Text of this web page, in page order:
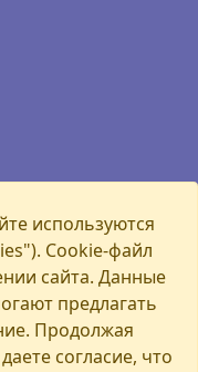
07:00 – 19:00
07:00 – 19:00
07:00 – 19:00
07:00 – 19:00
07:00 – 19:00
используются
Cookie-файл
сайта. Данные
предлагать
Продолжая
согласие, что